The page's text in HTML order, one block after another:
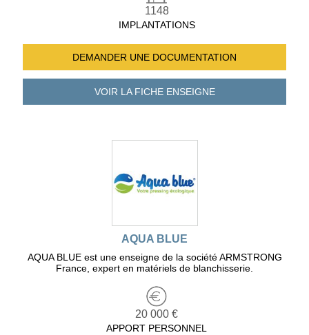
1148
IMPLANTATIONS
DEMANDER UNE DOCUMENTATION
VOIR LA FICHEENSEIGNE
AQUA BLUE
AQUA BLUE est une enseigne de la société ARMSTRONG
France, expert en matériels de blanchisserie.
20 000 €
APPORT PERSONNEL